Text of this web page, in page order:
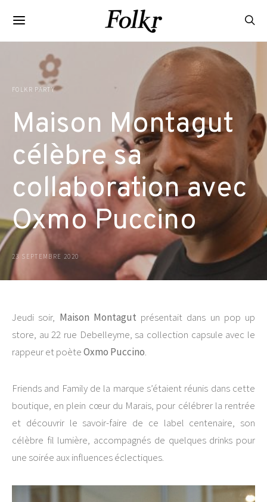
FOLKR PARTY
Maison Montagut
célèbre sa
collaboration avec
Oxmo Puccino
23 SEPTEMBRE 2020
Jeudi soir, Maison Montagut présentait dans un pop up
store, au 22 rue Debelleyme, sa collection capsule avec le
rappeur et poèteOxmo Puccino.
Friends and Family de la marque s’étaient réunis dans cette
boutique, en plein cœur du Marais, pour célébrer la rentrée
et découvrir le savoir-faire de ce label centenaire, son
célèbre fil lumière, accompagnés de quelques drinks pour
une soirée aux influences éclectiques.